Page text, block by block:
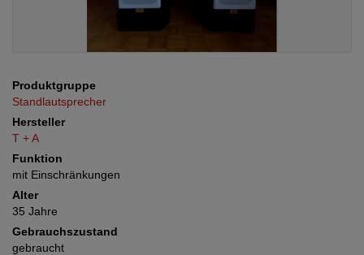
Produktgruppe
Standlautsprecher
Hersteller
T + A
Funktion
mit Einschränkungen
Alter
35 Jahre
Gebrauchszustand
gebraucht